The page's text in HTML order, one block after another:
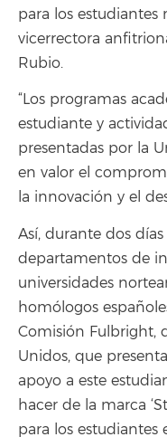
para los estudiantes
vicerrectora
Rubio.
“Los programas
estudiante y
presentadas por la
en valor el
la innovación y el
Así, durante dos
departamentos de
universidades
homólogos
Comisión Fulbright,
Unidos, que
apoyo a este
hacer de la marca
para los estudiantes